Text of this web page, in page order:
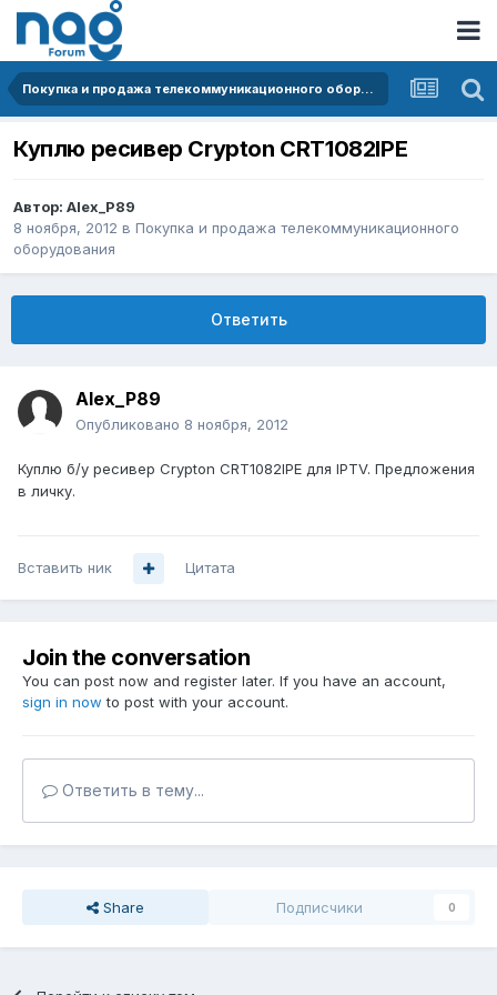
Покупка и продажа телекоммуникационного оборудования
Куплю ресивер Crypton CRT1082IPE
Автор: Alex_P89
8 ноября, 2012 в Покупка и продажа телекоммуникационного
оборудования
Ответить
Alex_P89
Опубликовано 8 ноября, 2012
Куплю б/у ресивер Crypton CRT1082IPE для IPTV. Предложения
в личку.
Вставить ник Цитата
Join the conversation
You can post now and register later. If you have an account,
sign in now to post with your account.
Ответить в тему...
Share Подписчики 0